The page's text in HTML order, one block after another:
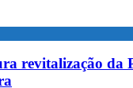
revitalização da